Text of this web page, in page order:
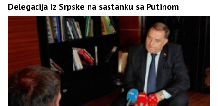
Delegacija iz Srpske na sastanku sa Putinom